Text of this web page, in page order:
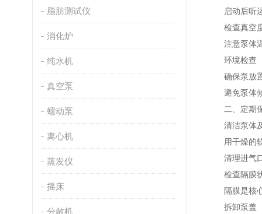
脂肪测试仪
消化炉
纯水机
真空泵
蠕动泵
离心机
蒸发仪
摇床
分散机
启动后听运
检查真空度
注意泵体温
环境检查
确保泵放置
避免泵体倾
二、定期保
清洁泵体
用干燥的软
清理进气口
检查隔膜
隔膜是核心
拆卸泵盖（